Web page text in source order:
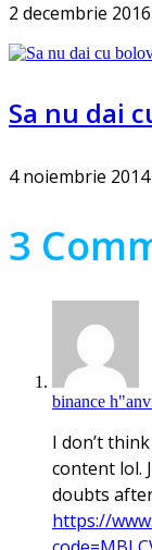
2 decembrie 2016
Sa nu dai
4 noiembrie 2014
3
binance
I don’t
content lol.
doubts
https://